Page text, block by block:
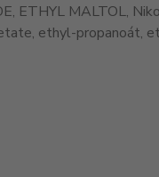
ETHYL MALTOL,
ethyl-propanoát,